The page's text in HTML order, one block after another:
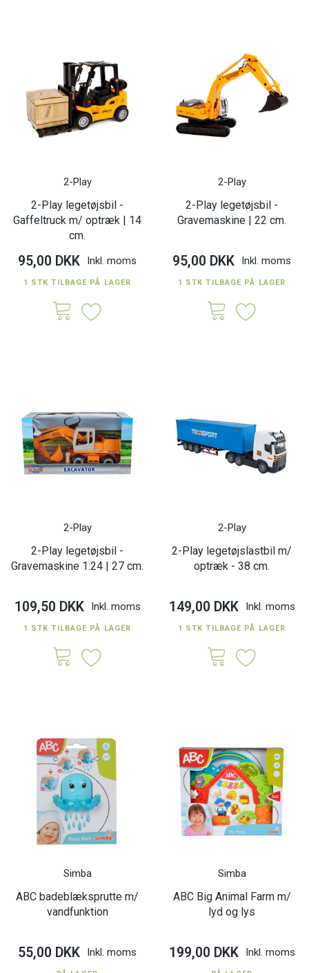
2-Play
2-Play legetøjsbil -
Gaffeltruck m/ optræk | 14
cm.
95,00 DKK Inkl. moms
1 STK TILBAGE PÅ LAGER
2-Play
2-Play legetøjsbil -
Gravemaskine | 22 cm.
95,00 DKK Inkl. moms
1 STK TILBAGE PÅ LAGER
2-Play
2-Play legetøjsbil -
Gravemaskine 1:24 | 27 cm.
109,50 DKK Inkl. moms
1 STK TILBAGE PÅ LAGER
2-Play
2-Play legetøjslastbil m/
optræk - 38 cm.
149,00 DKK Inkl. moms
1 STK TILBAGE PÅ LAGER
Simba
ABC badeblæksprutte m/
vandfunktion
55,00 DKK Inkl. moms
Simba
ABC Big Animal Farm m/
lyd og lys
199,00 DKK Inkl. moms